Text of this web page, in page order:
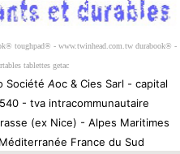
toughpad® - www.twinhead.com.tw durabook® -
tablettes getac
Société Aoc & Cies Sarl - capital
- tva intracommunautaire
(ex Nice) - Alpes Maritimes
France du Sud